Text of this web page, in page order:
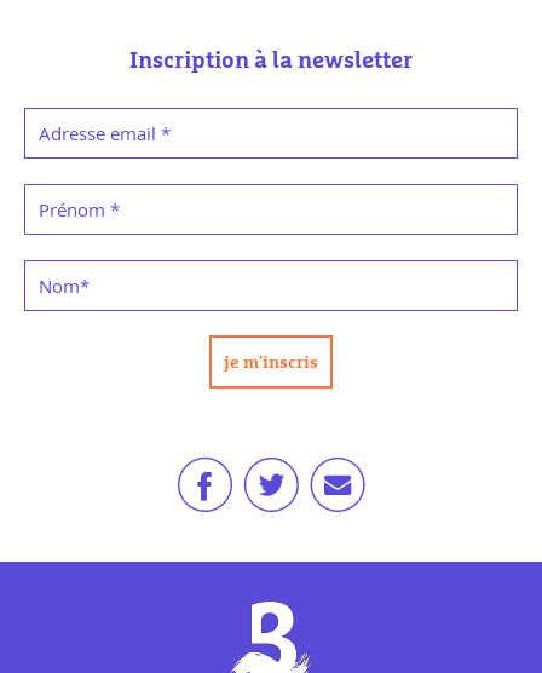
Inscription à la newsletter
Adresse email *
Prénom *
Nom*